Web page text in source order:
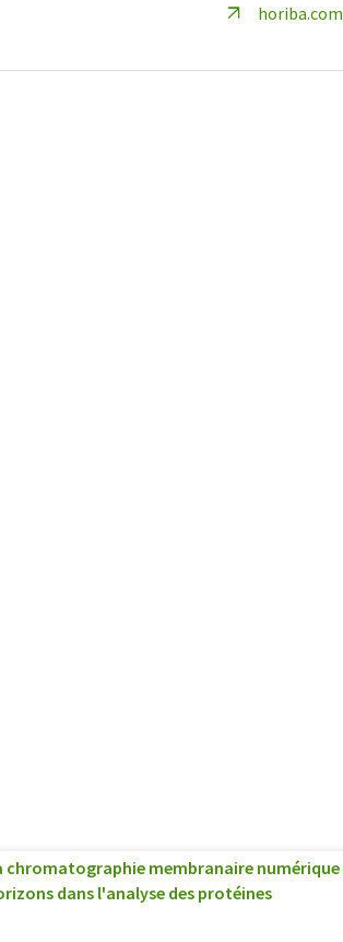
horiba.com
chromatographie membranaire
dans l'analyse des protéines